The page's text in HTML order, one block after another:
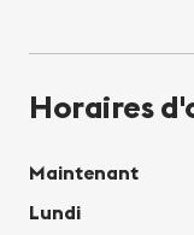
Horaires
Maintenant
Lundi